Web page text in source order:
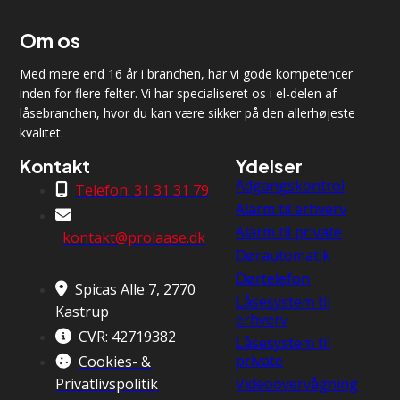
Om os
Med mere end 16 år i branchen, har vi gode kompetencer
inden for flere felter. Vi har specialiseret os i el-delen af
låsebranchen, hvor du kan være sikker på den allerhøjeste
kvalitet.
Kontakt
Telefon: 31 31 31 79
kontakt@prolaase.dk
Spicas Alle 7, 2770
Kastrup
CVR: 42719382
Cookies- &
Privatlivspolitik
Ydelser
Adgangskontrol
Alarm til erhverv
Alarm til private
Dørautomatik
Dørtelefon
Låsesystem til
erhverv
Låsesystem til
private
Videoovervågning